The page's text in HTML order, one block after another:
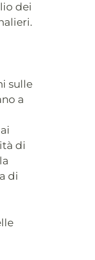
dei
sulle
a
di
di